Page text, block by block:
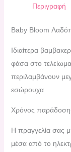
Περιγραφή
Baby Bloom
Ιδιαίτερα
φάσα στο
περιλαμβάνουν
εσώρουχα
Χρόνος
H πραγγελία σας
μέσα από το